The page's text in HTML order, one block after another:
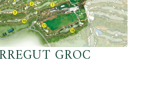
GROC